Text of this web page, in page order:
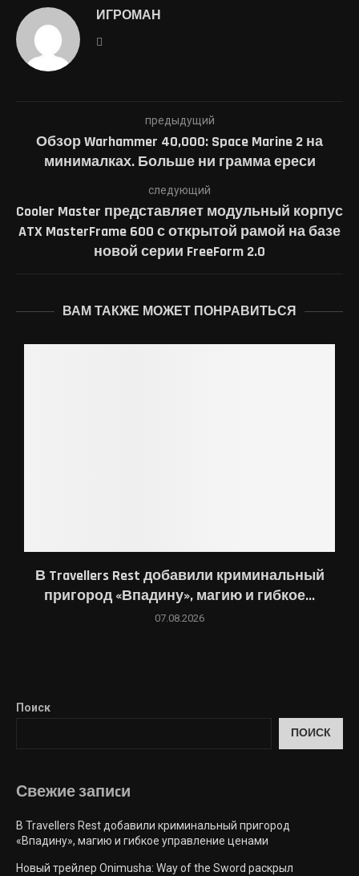
ИГРОМАН
предыдущий
Обзор Warhammer 40,000: Space Marine 2 на
минималках. Больше ни грамма ереси
следующий
Cooler Master представляет модульный корпус
ATX MasterFrame 600 с открытой рамой на базе
новой серии FreeForm 2.0
ВАМ ТАКЖЕ МОЖЕТ ПОНРАВИТЬСЯ
В Travellers Rest добавили криминальный
пригород «Впадину», магию и гибкое...
07.08.2026
Поиск
ПОИСК
Свежие запиcи
В Travellers Rest добавили криминальный пригород
«Впадину», магию и гибкое управление ценами
Новый трейлер Onimusha: Way of the Sword раскрыл